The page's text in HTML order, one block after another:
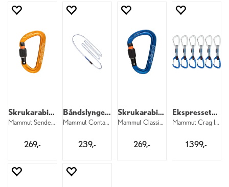
Skrukarabiner
Mammut Sender Screw Gate 1571
269,-
Båndslynge 120 cm
Mammut Contact Sling 120 cm Blue
239,-
Skrukarabiner
Mammut Classic HMS Carabiner 1550
269,-
Ekspressett 6 pk.
Mammut Crag Indicator Wire Express Set 6
1 399,-